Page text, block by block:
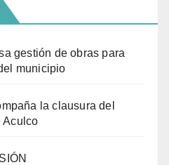
gestión de obras para
municipio
la clausura del
Aculco